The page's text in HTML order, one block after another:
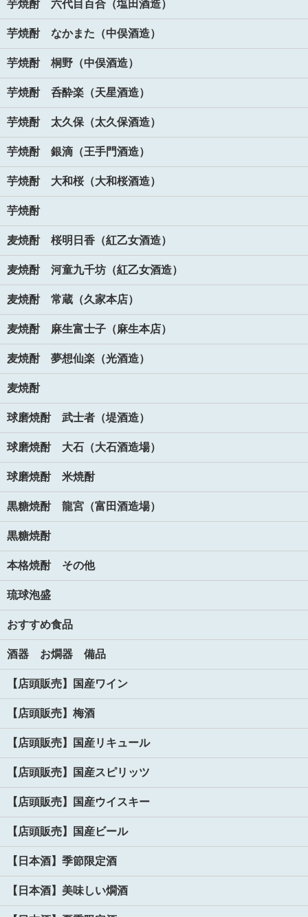
芋焼酎 六代目百合（塩田酒造）
芋焼酎 なかまた（中俣酒造）
芋焼酎 桐野（中俣酒造）
芋焼酎 呑酔楽（天星酒造）
芋焼酎 太久保（太久保酒造）
芋焼酎 銀滴（王手門酒造）
芋焼酎 大和桜（大和桜酒造）
芋焼酎
麦焼酎 桜明日香（紅乙女酒造）
麦焼酎 河童九千坊（紅乙女酒造）
麦焼酎 常蔵（久家本店）
麦焼酎 麻生富士子（麻生本店）
麦焼酎 夢想仙楽（光酒造）
麦焼酎
球磨焼酎 武士者（堤酒造）
球磨焼酎 大石（大石酒造場）
球磨焼酎 米焼酎
黒糖焼酎 龍宮（富田酒造場）
黒糖焼酎
本格焼酎 その他
琉球泡盛
おすすめ食品
酒器 お燗器 備品
【店頭販売】国産ワイン
【店頭販売】梅酒
【店頭販売】国産リキュール
【店頭販売】国産スピリッツ
【店頭販売】国産ウイスキー
【店頭販売】国産ビール
【日本酒】季節限定酒
【日本酒】美味しい燗酒